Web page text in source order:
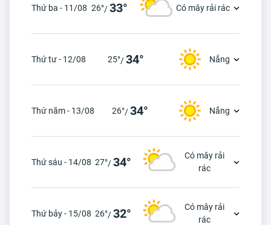
Thứ ba - 11/08 26°/33° Có mây rải rác
Thứ tư - 12/08 25°/34° Nắng
Thứ năm - 13/08 26°/34° Nắng
Thứ sáu - 14/08 27°/34°
Có mây rải
rác
Thứ bảy - 15/08 26°/32°
Có mây rải
rác